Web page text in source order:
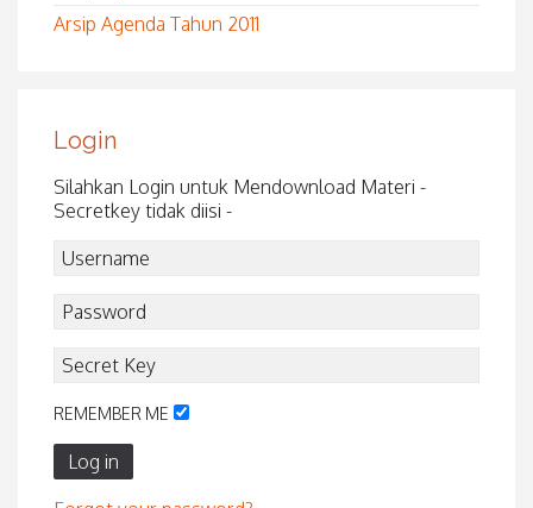
Arsip Agenda Tahun 2011
Login
Silahkan Login untuk Mendownload Materi -
Secretkey tidak diisi -
REMEMBER ME
Log in